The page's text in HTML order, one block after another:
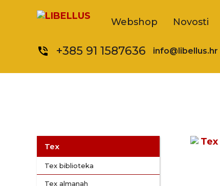
Webshop Novosti
phone_in_talk +385 91 1587636 info@libellus.hr
Tex
Tex biblioteka
Tex almanah